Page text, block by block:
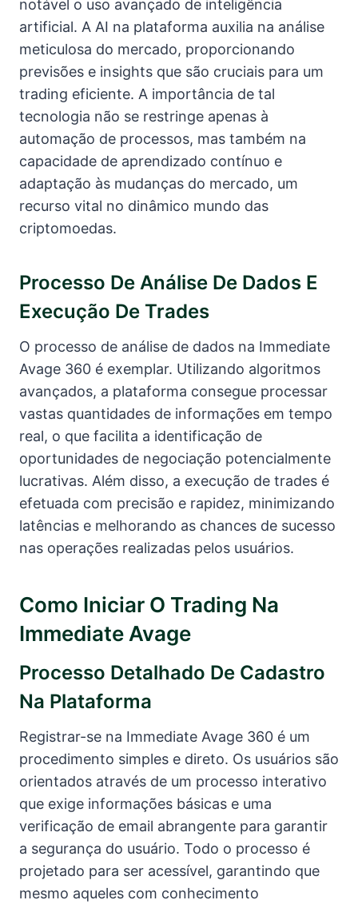
notável o uso avançado de inteligência
artificial. A AI na plataforma auxilia na análise
meticulosa do mercado, proporcionando
previsões e insights que são cruciais para um
trading eficiente. A importância de tal
tecnologia não se restringe apenas à
automação de processos, mas também na
capacidade de aprendizado contínuo e
adaptação às mudanças do mercado, um
recurso vital no dinâmico mundo das
criptomoedas.
Processo De Análise De Dados E
Execução De Trades
O processo de análise de dados na Immediate
Avage 360 é exemplar. Utilizando algoritmos
avançados, a plataforma consegue processar
vastas quantidades de informações em tempo
real, o que facilita a identificação de
oportunidades de negociação potencialmente
lucrativas. Além disso, a execução de trades é
efetuada com precisão e rapidez, minimizando
latências e melhorando as chances de sucesso
nas operações realizadas pelos usuários.
Como Iniciar O Trading Na
Immediate Avage
Processo Detalhado De Cadastro
Na Plataforma
Registrar-se na Immediate Avage 360 é um
procedimento simples e direto. Os usuários são
orientados através de um processo interativo
que exige informações básicas e uma
verificação de email abrangente para garantir
a segurança do usuário. Todo o processo é
projetado para ser acessível, garantindo que
mesmo aqueles com conhecimento